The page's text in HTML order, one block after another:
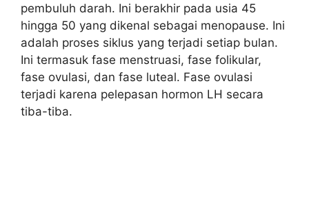
pembuluh darah. Ini berakhir pada usia 45
hingga 50 yang dikenal sebagai menopause. Ini
adalah proses siklus yang terjadi setiap bulan.
Ini termasuk fase menstruasi, fase folikular,
fase ovulasi, dan fase luteal. Fase ovulasi
terjadi karena pelepasan hormon LH secara
tiba-tiba.